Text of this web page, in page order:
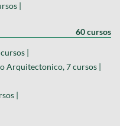
|
60 cursos
|
Arquitectonico, 7 cursos |
|